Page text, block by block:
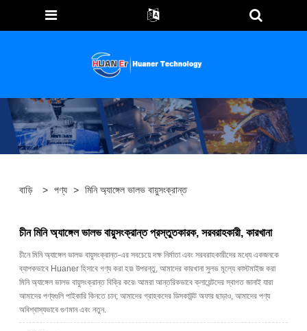
বাড়ি > পণ্য > মিনি অ্যাঙ্গেল ভালভ বায়ুসংক্রান্ত
চীন মিনি অ্যাঙ্গেল ভালভ বায়ুসংক্রান্ত প্রস্তুতকারক, সরবরাহকারী, কারখানা
চীনে মিনি অ্যাঙ্গেল ভালভ বায়ুসংক্রান্ত-এর সবচেয়ে দক্ষ নির্মাতা এবং সরবরাহকারীদের মধ্যে একজনকে
ব্যাপকভাবে Huaner হিসাবে গণ্য করা হয়৷ উপরন্তু, আমাদের কারখানা সুলভ মূল্যে কাস্টমাইজ করা
মিনি অ্যাঙ্গেল ভালভ বায়ুসংক্রান্ত বিক্রি করে৷ আমরা আন্তরিকভাবে ক্লায়েন্টদের স্বাগত জানাই যারা
আমাদের পণ্যগুলি পাইকারি কিনতে চান; আমাদের গ্রাহকদের ডিসকাউন্ট অফার ছাড়াও, আমাদের পণ্য
অবিশ্বাস্যভাবে গুণমান এবং নতুন.